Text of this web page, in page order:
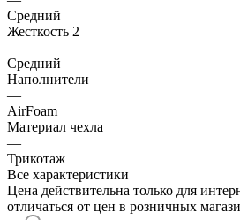
Средний
Жесткость 2
—
Средний
Наполнители
—
AirFoam
Материал чехла
—
Трикотаж
Все характеристики
Цена действительна только для
отличаться от цен в розничных